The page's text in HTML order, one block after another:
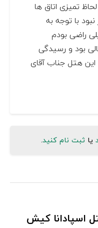
تمیزی اتاق ها
با توجه به
.. خیلی راضی بودم
بود و رسیدگی
هتل جناب آقای
یا ثبت نام کنید.
اسپادانا کیش